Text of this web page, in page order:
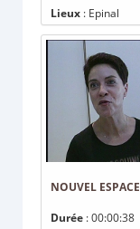
Lieux : Epinal
NOUVEL ESPACE
Durée : 00:00:38